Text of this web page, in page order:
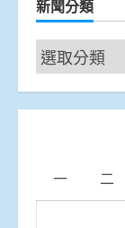
新聞分類
新
聞
分
一 二